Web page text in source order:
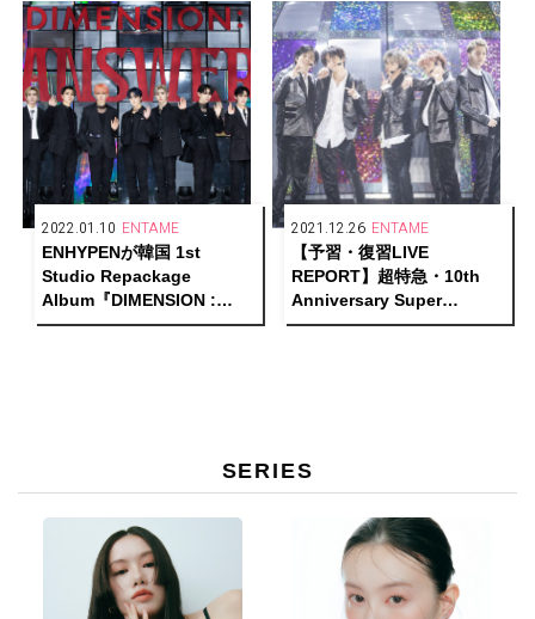
2022.01.10 ENTAME
ENHYPENが韓国 1st
Studio Repackage
Album『DIMENSION :
ANSWER』リリース！
2021.12.26 ENTAME
【予習・復習LIVE
REPORT】超特急・10th
Anniversary Super
Special Live「DANCE
SERIES